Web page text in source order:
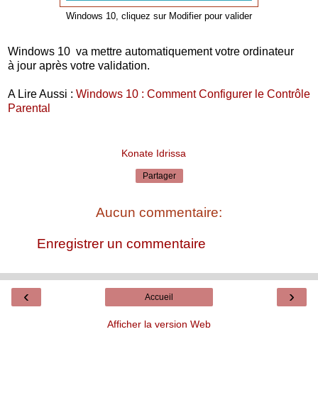
Windows 10, cliquez sur Modifier pour valider
Windows 10 va mettre automatiquement votre ordinateur
à jour après votre validation.
A Lire Aussi : Windows 10 : Comment Configurer le Contrôle
Parental
Konate Idrissa
Partager
Aucun commentaire:
Enregistrer un commentaire
‹ ›
Accueil
Afficher la version Web